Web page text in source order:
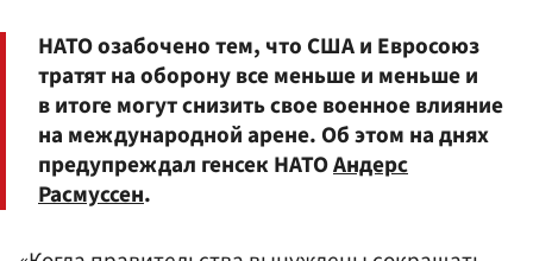
НАТО озабочено тем, что США и Евросоюз
тратят на оборону все меньше и меньше и
в итоге могут снизить свое военное влияние
на международной арене. Об этом на днях
предупреждал генсек НАТОАндерс
Расмуссен.